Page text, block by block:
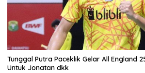
Tunggal Putra Paceklik Gelar All England
Untuk Jonatan dkk